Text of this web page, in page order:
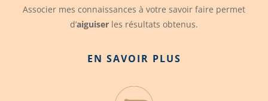
Associer mes connaissances à votre savoir faire permet
d’aiguiser les résultats obtenus.
EN SAVOIR PLUS